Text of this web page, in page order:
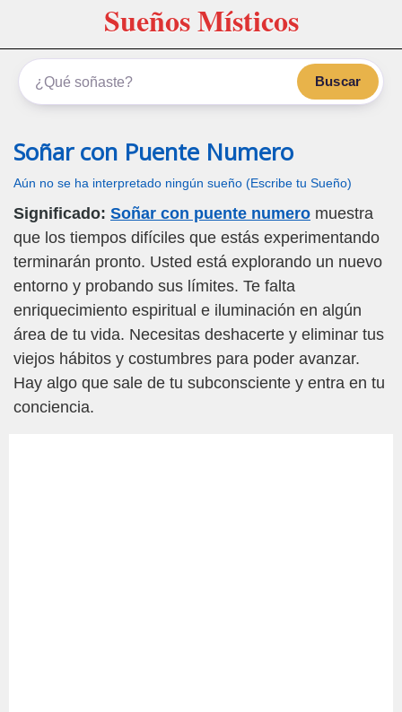
Sueños Místicos
Buscar
Soñar con Puente Numero
Aún no se ha interpretado ningún sueño (Escribe tu Sueño)
Significado: Soñar con puente numero muestra
que los tiempos difíciles que estás experimentando
terminarán pronto. Usted está explorando un nuevo
entorno y probando sus límites. Te falta
enriquecimiento espiritual e iluminación en algún
área de tu vida. Necesitas deshacerte y eliminar tus
viejos hábitos y costumbres para poder avanzar.
Hay algo que sale de tu subconsciente y entra en tu
conciencia.